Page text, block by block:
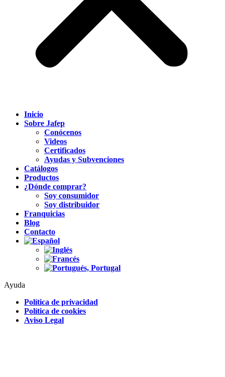
Inicio
Sobre Jafep
Conócenos
Videos
Certificados
Ayudas y Subvenciones
Catálogos
Productos
¿Dónde comprar?
Soy consumidor
Soy distribuidor
Franquicias
Blog
Contacto
Ayuda
Política de privacidad
Política de cookies
Aviso Legal